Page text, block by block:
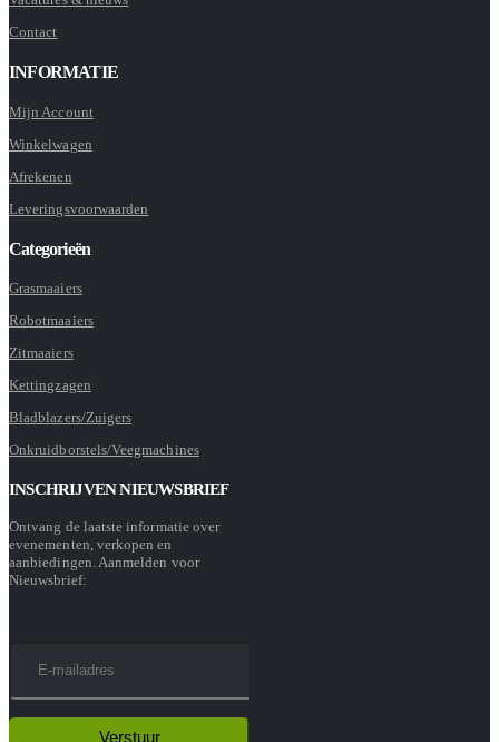
Contact
INFORMATIE
Mijn Account
Winkelwagen
Afrekenen
Leveringsvoorwaarden
Categorieën
Grasmaaiers
Robotmaaiers
Zitmaaiers
Kettingzagen
Bladblazers/Zuigers
Onkruidborstels/Veegmachines
INSCHRIJVEN NIEUWSBRIEF
Ontvang de laatste informatie over
evenementen, verkopen en
aanbiedingen. Aanmelden voor
Nieuwsbrief: